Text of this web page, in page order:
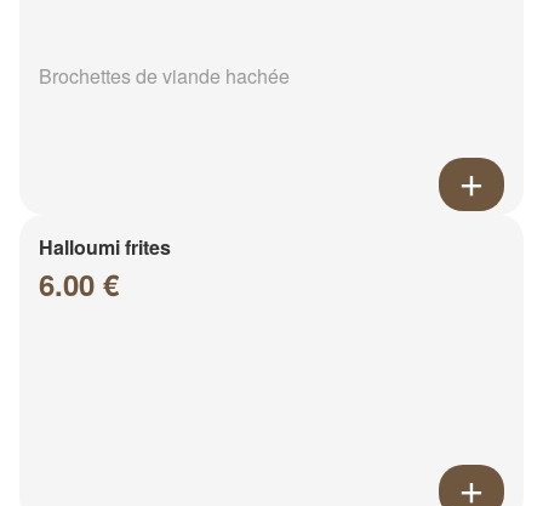
Brochettes de viande hachée
Halloumi frites
6.00 €